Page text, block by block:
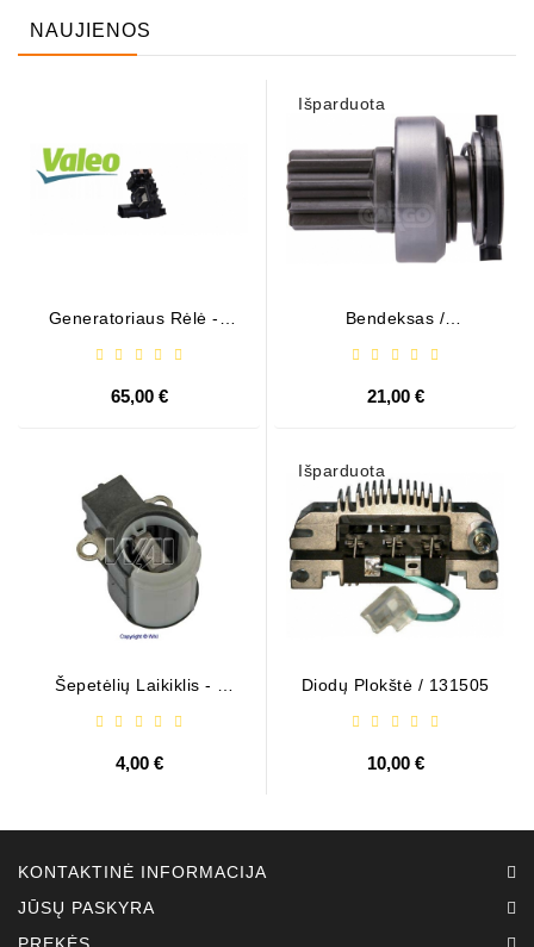
NAUJIENOS
Generatoriaus Rėlė - /
65,00 €
Šepetėlių Laikiklis - /
4,00 €
Išparduota
Bendeksas /
21,00 €
Išparduota
Diodų Plokštė / 131505
10,00 €
KONTAKTINĖ INFORMACIJA
JŪSŲ PASKYRA